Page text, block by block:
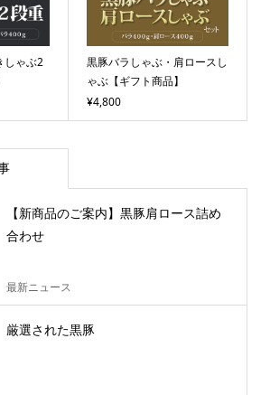
しゃぶ2
黒豚バラしゃぶ・肩ロースし
ゃぶ【ギフト商品】
¥4,800
【新商品のご案内】黒豚肩ロース詰め
合わせ
最新ニュース
厳選された黒豚